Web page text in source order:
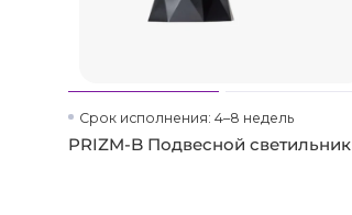
Срок исполнения: 4–8 недель
PRIZM-B Подвесной светильник